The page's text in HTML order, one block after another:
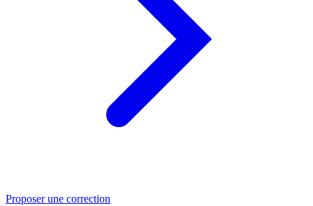
Proposer une correction